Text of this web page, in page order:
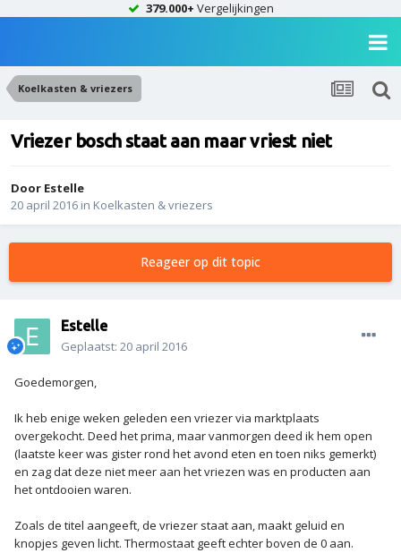
379.000+ Vergelijkingen
Koelkasten & vriezers
Vriezer bosch staat aan maar vriest niet
Door Estelle
20 april 2016 in Koelkasten & vriezers
Reageer op dit topic
Estelle
Geplaatst: 20 april 2016
Goedemorgen,
Ik heb enige weken geleden een vriezer via marktplaats
overgekocht. Deed het prima, maar vanmorgen deed ik hem open
(laatste keer was gister rond het avond eten en toen niks gemerkt)
en zag dat deze niet meer aan het vriezen was en producten aan
het ontdooien waren.
Zoals de titel aangeeft, de vriezer staat aan, maakt geluid en
knopjes geven licht. Thermostaat geeft echter boven de 0 aan.